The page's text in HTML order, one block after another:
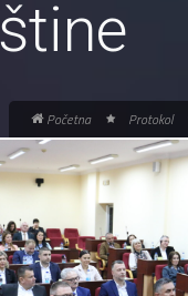
Početna Protokol